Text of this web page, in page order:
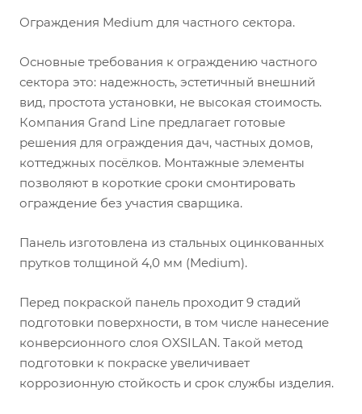
Ограждения Medium для частного сектора.
Основные требования к ограждению частного
сектора это: надежность, эстетичный внешний
вид, простота установки, не высокая стоимость.
Компания Grand Line предлагает готовые
решения для ограждения дач, частных домов,
коттеджных посёлков. Монтажные элементы
позволяют в короткие сроки смонтировать
ограждение без участия сварщика.
Панель изготовлена из стальных оцинкованных
прутков толщиной 4,0 мм (Medium).
Перед покраской панель проходит 9 стадий
подготовки поверхности, в том числе нанесение
конверсионного слоя OXSILAN. Такой метод
подготовки к покраске увеличивает
коррозионную стойкость и срок службы изделия.